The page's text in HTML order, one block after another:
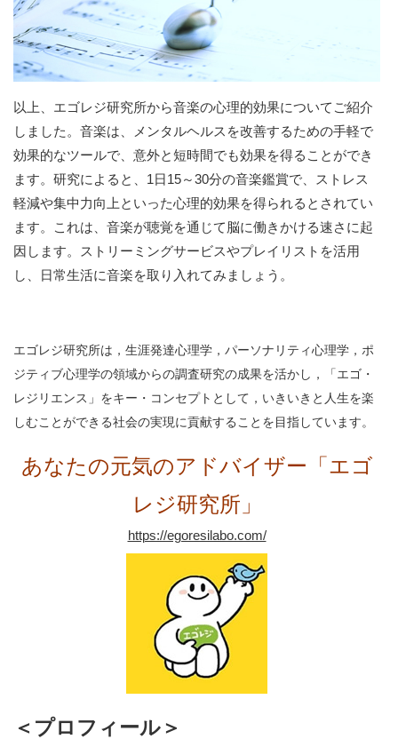
以上、エゴレジ研究所から音楽の心理的効果についてご紹介
しました。音楽は、メンタルヘルスを改善するための手軽で
効果的なツールで、意外と短時間でも効果を得ることができ
ます。研究によると、1日15～30分の音楽鑑賞で、ストレス
軽減や集中力向上といった心理的効果を得られるとされてい
ます。これは、音楽が聴覚を通じて脳に働きかける速さに起
因します。ストリーミングサービスやプレイリストを活用
し、日常生活に音楽を取り入れてみましょう。
エゴレジ研究所は，生涯発達心理学，パーソナリティ心理学，ポ
ジティブ心理学の領域からの調査研究の成果を活かし，「エゴ・
レジリエンス」をキー・コンセプトとして，いきいきと人生を楽
しむことができる社会の実現に貢献することを目指しています。
あなたの元気のアドバイザー「エゴ
レジ研究所」
https://egoresilabo.com/
＜プロフィール＞